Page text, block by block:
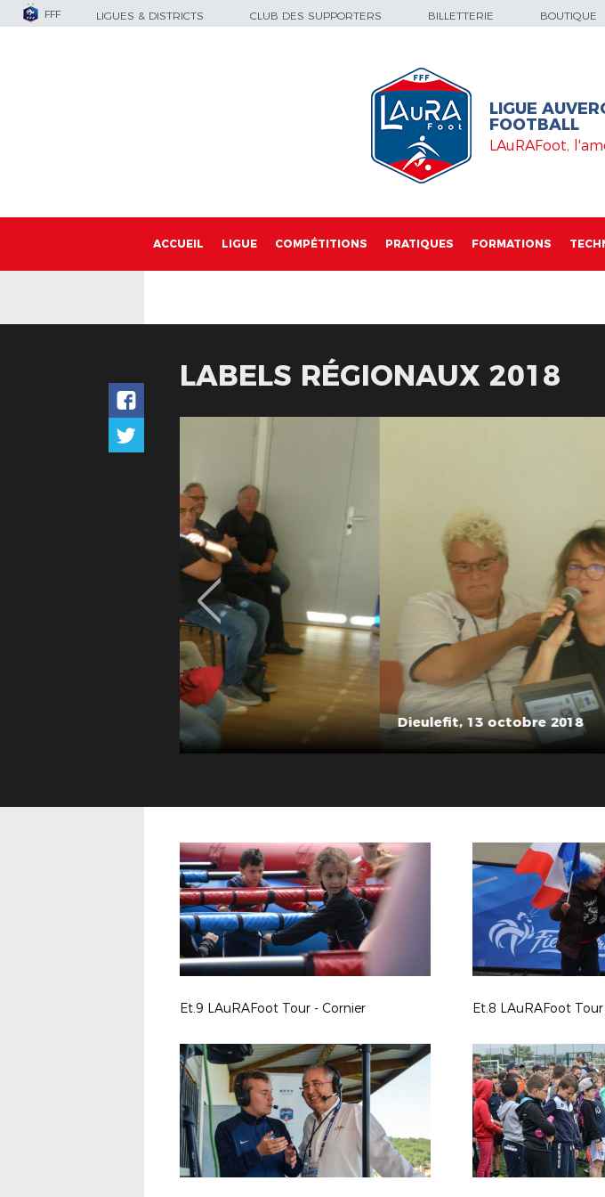
FFF LIGUES & DISTRICTS CLUB DES SUPPORTERS BILLETTERIE BOUTIQUE
LIGUE
FOOTBALL
LAuRAFoot,
ACCUEIL LIGUE COMPÉTITIONS PRATIQUES FORMATIONS
LABELS RÉGIONAUX 2018
Dieulefit, 13 octobre 2018
Et.9 LAuRAFoot Tour - Cornier Et.8 LAuRAFoot Tour